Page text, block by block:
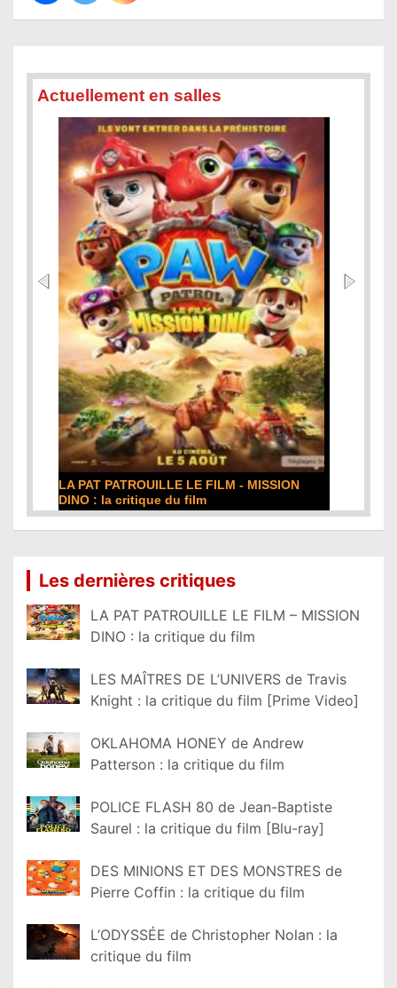
Actuellement en salles
DE LA COMÉDIE-FRANÇAISE : la critique du
film
Les dernières critiques
LA PAT PATROUILLE LE FILM – MISSION
DINO : la critique du film
LES MAÎTRES DE L’UNIVERS de Travis
Knight : la critique du film [Prime Video]
OKLAHOMA HONEY de Andrew
Patterson : la critique du film
POLICE FLASH 80 de Jean-Baptiste
Saurel : la critique du film [Blu-ray]
DES MINIONS ET DES MONSTRES de
Pierre Coffin : la critique du film
L’ODYSSÉE de Christopher Nolan : la
critique du film